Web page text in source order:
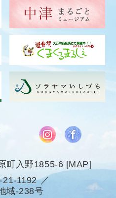
町入野1855-6 [MAP]
21-1192
域-238号